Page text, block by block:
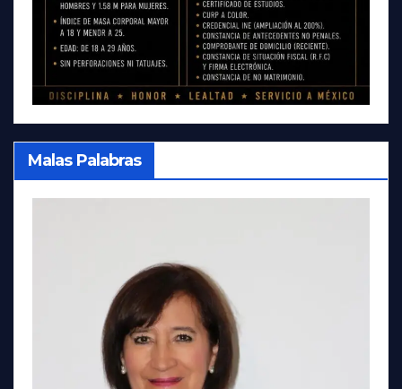
Malas Palabras